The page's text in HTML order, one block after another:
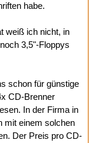
habe.
weiß ich nicht, in
3,5"-Floppys
schon für günstige
CD-Brenner
In der Firma in
mit einem solchen
Der Preis pro CD-